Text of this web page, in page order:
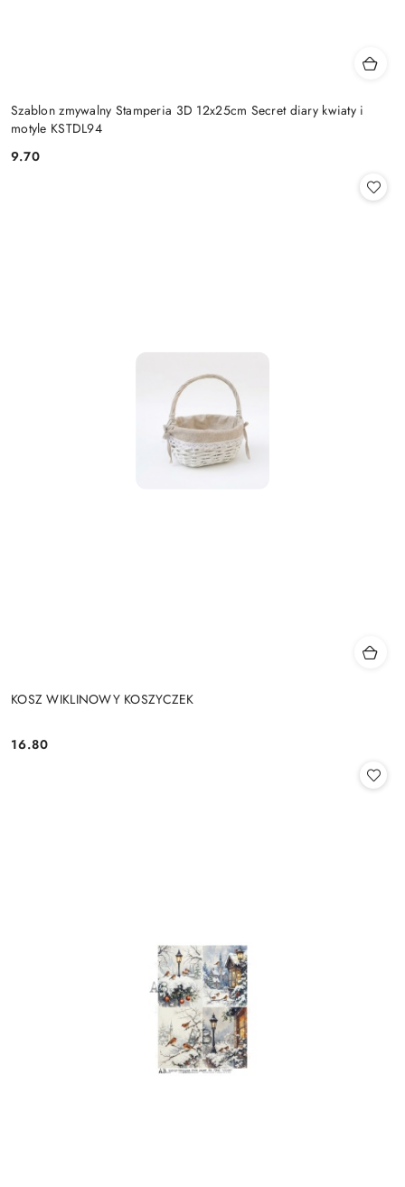
Szablon zmywalny Stamperia 3D 12x25cm Secret diary kwiaty i
motyle KSTDL94
Cena:
9.70
KOSZ WIKLINOWY KOSZYCZEK
Cena:
16.80